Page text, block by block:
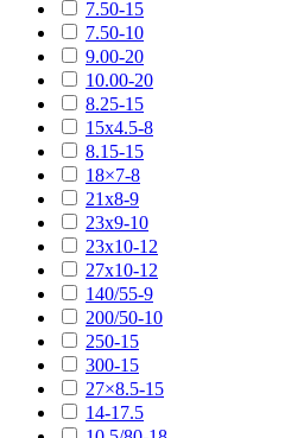
7.50-15
7.50-10
9.00-20
10.00-20
8.25-15
15х4.5-8
8.15-15
18×7-8
21х8-9
23х9-10
23х10-12
27х10-12
140/55-9
200/50-10
250-15
300-15
27×8.5-15
14-17.5